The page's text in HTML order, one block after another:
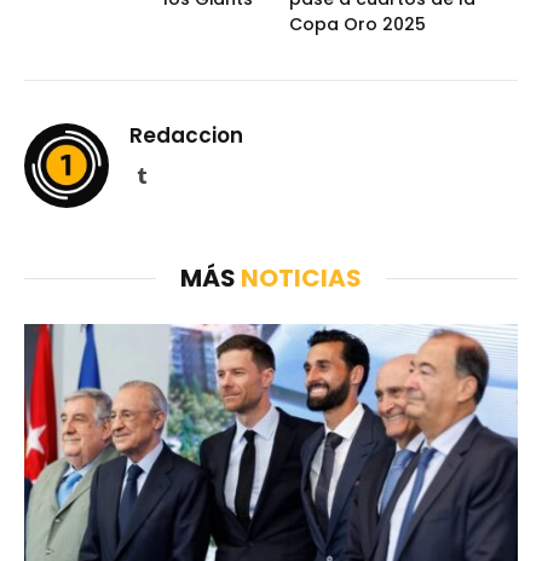
Copa Oro 2025
Redaccion
Tumblr
MÁS NOTICIAS